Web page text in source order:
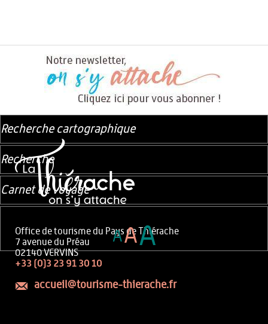
Office de tourisme du Pays de Thiérache
7 avenue du Préau
02140 VERVINS
+33 (0)3 23 91 30 10
accueil@tourisme-thierache.fr
Recherche cartographique
Recherche
Carnet de voyage
AAA